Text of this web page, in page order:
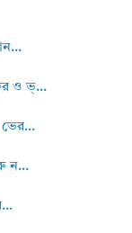
ও ভ্...
ভের...
ন...